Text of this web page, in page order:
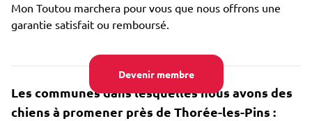
Devenir membre
Mon Toutou marchera pour vous que nous offrons une
garantie satisfait ou remboursé.
Les communes dans lesquelles nous avons des
chiens à promener près de Thorée-les-Pins :